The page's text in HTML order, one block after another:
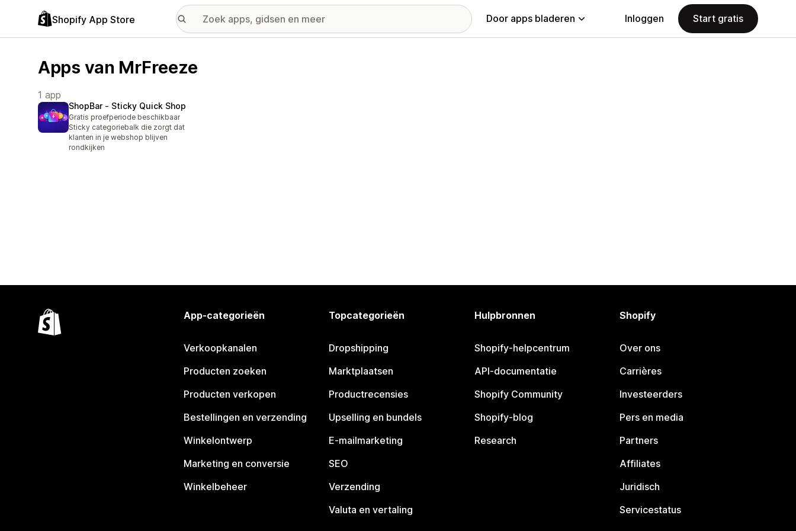
Shopify App Store Door apps bladeren Inloggen Start gratis
Apps van MrFreeze
1 app
ShopBar ‑ Sticky Quick Shop
Gratis proefperiode beschikbaar
Sticky categoriebalk die zorgt dat
klanten in je webshop blijven
rondkijken
App-categorieën
Verkoopkanalen
Producten zoeken
Producten verkopen
Bestellingen en verzending
Winkelontwerp
Marketing en conversie
Winkelbeheer
Topcategorieën
Dropshipping
Marktplaatsen
Productrecensies
Upselling en bundels
E-mailmarketing
SEO
Verzending
Valuta en vertaling
Hulpbronnen
Shopify-helpcentrum
API-documentatie
Shopify Community
Shopify-blog
Research
Shopify
Over ons
Carrières
Investeerders
Pers en media
Partners
Affiliates
Juridisch
Servicestatus